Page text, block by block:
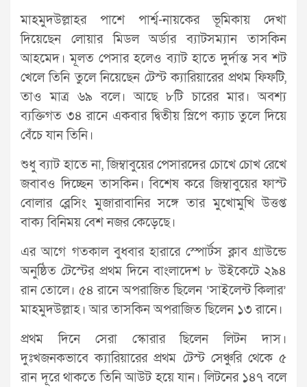
মাহমুদউল্লাহর পাশে পার্শ্ব-নায়কের ভূমিকায় দেখা
দিয়েছেন লোয়ার মিডল অর্ডার ব্যাটসম্যান তাসকিন
আহমেদ। মূলত পেসার হলেও ব্যাট হাতে দুর্দান্ত সব শট
খেলে তিনি তুলে নিয়েছেন টেস্ট ক্যারিয়ারের প্রথম ফিফটি,
তাও মাত্র ৬৯ বলে। আছে ৮টি চারের মার। অবশ্য
ব্যক্তিগত ৩৪ রানে একবার দ্বিতীয় স্লিপে ক্যাচ তুলে দিয়ে
বেঁচে যান তিনি।
শুধু ব্যাট হাতে না, জিম্বাবুয়ের পেসারদের চোখে চোখ রেখে
জবাবও দিচ্ছেন তাসকিন। বিশেষ করে জিম্বাবুয়ের ফাস্ট
বোলার ব্লেসিং মুজারাবানির সঙ্গে তার মুখোমুখি উত্তপ্ত
বাক্য বিনিময় বেশ নজর কেড়েছে।
এর আগে গতকাল বুধবার হারারে স্পোর্টস ক্লাব গ্রাউন্ডে
অনুষ্ঠিত টেস্টের প্রথম দিনে বাংলাদেশ ৮ উইকেটে ২৯৪
রান তোলে। ৫৪ রানে অপরাজিত ছিলেন ‘সাইলেন্ট কিলার’
মাহমুদউল্লাহ। আর তাসকিন অপরাজিত ছিলেন ১৩ রানে।
প্রথম দিনে সেরা স্কোরার ছিলেন লিটন দাস।
দুঃখজনকভাবে ক্যারিয়ারের প্রথম টেস্ট সেঞ্চুরি থেকে ৫
রান দূরে থাকতে তিনি আউট হয়ে যান। লিটনের ১৪৭ বলে